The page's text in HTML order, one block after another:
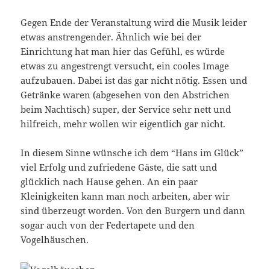
Gegen Ende der Veranstaltung wird die Musik leider
etwas anstrengender. Ähnlich wie bei der
Einrichtung hat man hier das Gefühl, es würde
etwas zu angestrengt versucht, ein cooles Image
aufzubauen. Dabei ist das gar nicht nötig. Essen und
Getränke waren (abgesehen von den Abstrichen
beim Nachtisch) super, der Service sehr nett und
hilfreich, mehr wollen wir eigentlich gar nicht.
In diesem Sinne wünsche ich dem “Hans im Glück”
viel Erfolg und zufriedene Gäste, die satt und
glücklich nach Hause gehen. An ein paar
Kleinigkeiten kann man noch arbeiten, aber wir
sind überzeugt worden. Von den Burgern und dann
sogar auch von der Federtapete und den
Vogelhäuschen.